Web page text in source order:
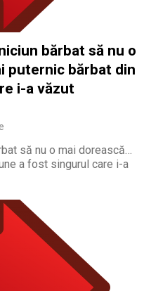
bărbat să nu o
puternic bărbat din
i-a văzut
să nu o mai dorească…
a fost singurul care i-a